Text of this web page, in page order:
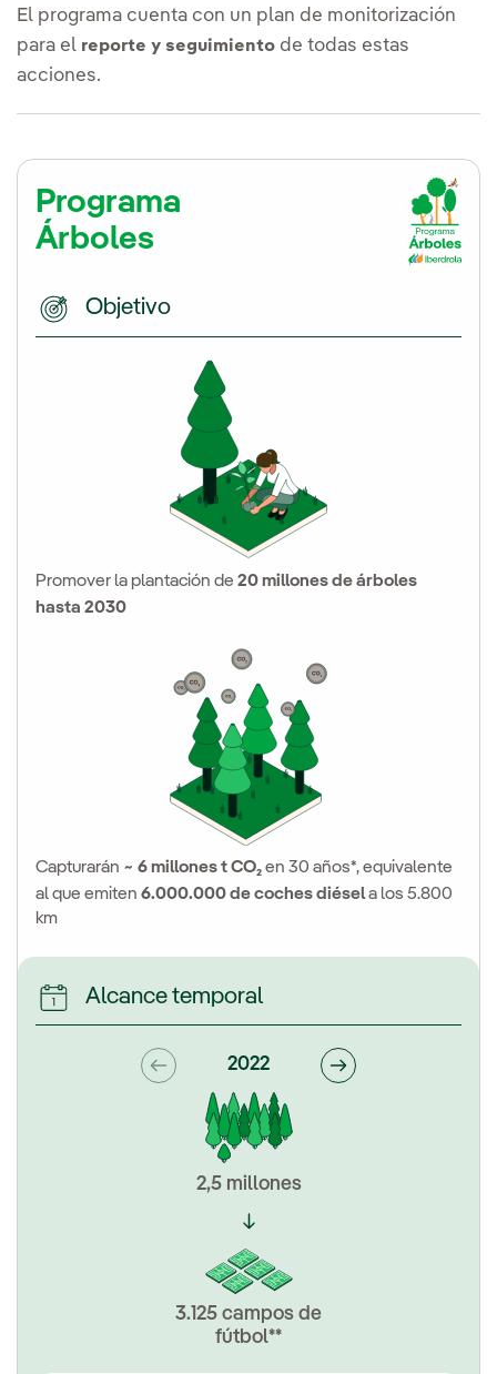
El programa cuenta con un plan de monitorización
para el reporte y seguimiento de todas estas
acciones.
Programa
Árboles
Objetivo
Promover la plantación de 20 millones de árboles
hasta 2030
Capturarán ~ 6 millones t CO₂en 30 años*, equivalente
al que emiten 6.000.000 de coches diésela los 5.800
km
Alcance temporal
2022
2,5 millones
3.125 campos de
fútbol**